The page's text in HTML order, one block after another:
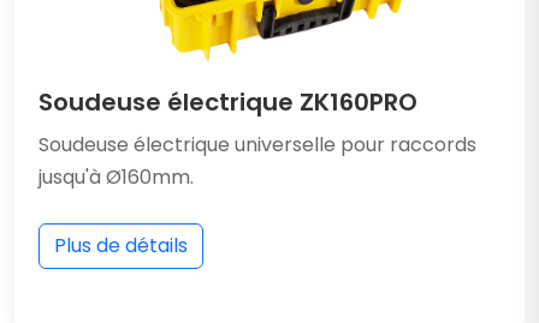
Soudeuse électrique ZK160PRO
Soudeuse électrique universelle pour raccords
jusqu'à Ø160mm.
Plus de détails